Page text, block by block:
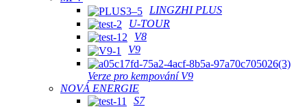
LINGZHI PLUS
U-TOUR
V8
V9
Verze pro kempování V9
NOVÁ ENERGIE
S7